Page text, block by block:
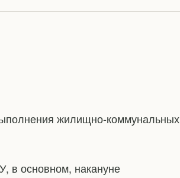
жилищно-коммунальных
в основном, накануне